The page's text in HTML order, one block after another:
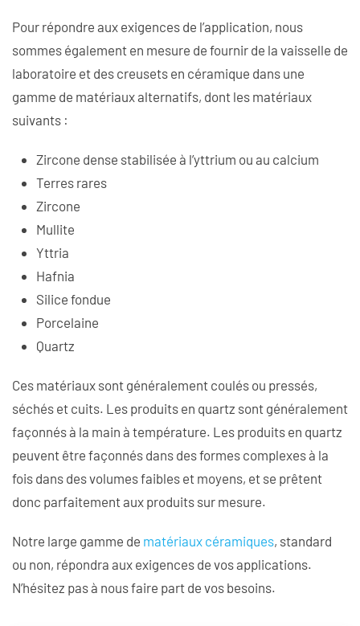
Pour répondre aux exigences de l’application, nous
sommes également en mesure de fournir de la vaisselle de
laboratoire et des creusets en céramique dans une
gamme de matériaux alternatifs, dont les matériaux
suivants :
Zircone dense stabilisée à l’yttrium ou au calcium
Terres rares
Zircone
Mullite
Yttria
Hafnia
Silice fondue
Porcelaine
Quartz
Ces matériaux sont généralement coulés ou pressés,
séchés et cuits. Les produits en quartz sont généralement
façonnés à la main à température. Les produits en quartz
peuvent être façonnés dans des formes complexes à la
fois dans des volumes faibles et moyens, et se prêtent
donc parfaitement aux produits sur mesure.
Notre large gamme de matériaux céramiques, standard
ou non, répondra aux exigences de vos applications.
N’hésitez pas à nous faire part de vos besoins.